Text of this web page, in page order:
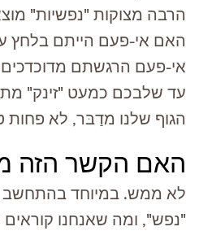
הרבה מצוקות "נפשיות"
האם אי-פעם הייתם בלחץ
אי-פעם הרגשתם
עד שלבכם כמעט "זינק"
הגוף שלנו מדַבּר, לא פחות
האם הקשר הזה
לא ממש. במיוחד בהתחשב
"נפש", ומה שאנחנו